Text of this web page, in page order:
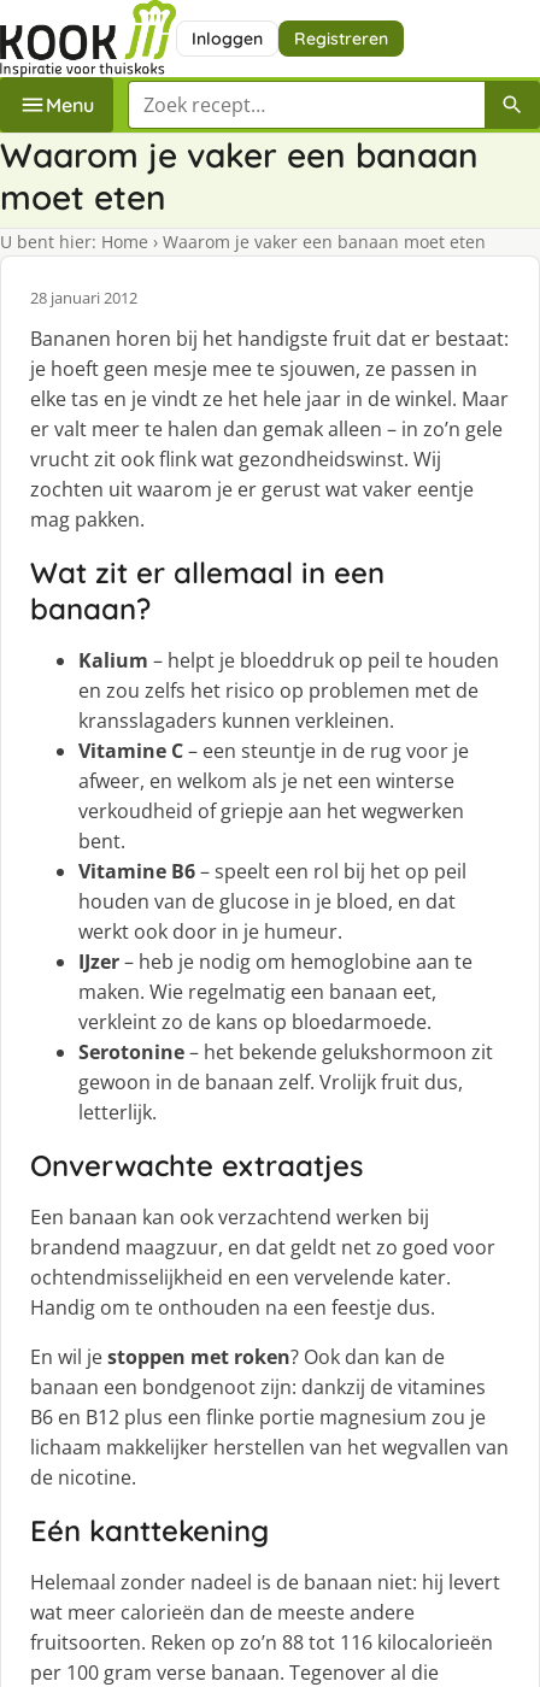
Inloggen Registreren
Menu Zoek een recept
Waarom je vaker een banaan
moet eten
U bent hier: Home › Waarom je vaker een banaan moet eten
28 januari 2012
Bananen horen bij het handigste fruit dat er bestaat:
je hoeft geen mesje mee te sjouwen, ze passen in
elke tas en je vindt ze het hele jaar in de winkel. Maar
er valt meer te halen dan gemak alleen – in zo’n gele
vrucht zit ook flink wat gezondheidswinst. Wij
zochten uit waarom je er gerust wat vaker eentje
mag pakken.
Wat zit er allemaal in een
banaan?
Kalium – helpt je bloeddruk op peil te houden
en zou zelfs het risico op problemen met de
kransslagaders kunnen verkleinen.
Vitamine C– een steuntje in de rug voor je
afweer, en welkom als je net een winterse
verkoudheid of griepje aan het wegwerken
bent.
Vitamine B6– speelt een rol bij het op peil
houden van de glucose in je bloed, en dat
werkt ook door in je humeur.
IJzer– heb je nodig om hemoglobine aan te
maken. Wie regelmatig een banaan eet,
verkleint zo de kans op bloedarmoede.
Serotonine– het bekende gelukshormoon zit
gewoon in de banaan zelf. Vrolijk fruit dus,
letterlijk.
Onverwachte extraatjes
Een banaan kan ook verzachtend werken bij
brandend maagzuur, en dat geldt net zo goed voor
ochtendmisselijkheid en een vervelende kater.
Handig om te onthouden na een feestje dus.
En wil jestoppen met roken? Ook dan kan de
banaan een bondgenoot zijn: dankzij de vitamines
B6 en B12 plus een flinke portie magnesium zou je
lichaam makkelijker herstellen van het wegvallen van
de nicotine.
Eén kanttekening
Helemaal zonder nadeel is de banaan niet: hij levert
wat meer calorieën dan de meeste andere
fruitsoorten. Reken op zo’n 88 tot 116 kilocalorieën
per 100 gram verse banaan. Tegenover al die